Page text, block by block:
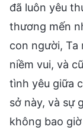
đã luôn yêu
thương mến
con người, Ta
niềm vui, và
tình yêu giữa
sở này, và sự
không bao